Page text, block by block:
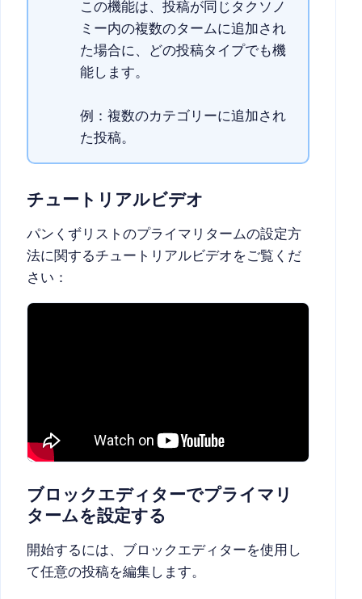
この機能は、投稿が同じタクソノ
ミー内の複数のタームに追加され
た場合に、どの投稿タイプでも機
能します。
例：複数のカテゴリーに追加され
た投稿。
チュートリアルビデオ
パンくずリストのプライマリタームの設定方
法に関するチュートリアルビデオをご覧くだ
さい：
ブロックエディターでプライマリ
タームを設定する
開始するには、ブロックエディターを使用し
て任意の投稿を編集します。